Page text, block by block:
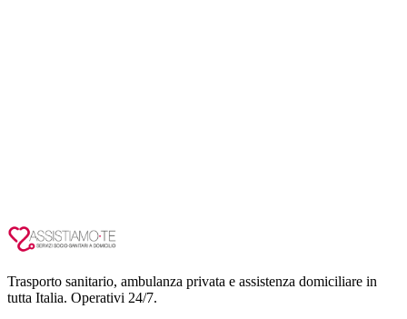
Trasporto sanitario, ambulanza privata e assistenza domiciliare in
tutta Italia. Operativi 24/7.